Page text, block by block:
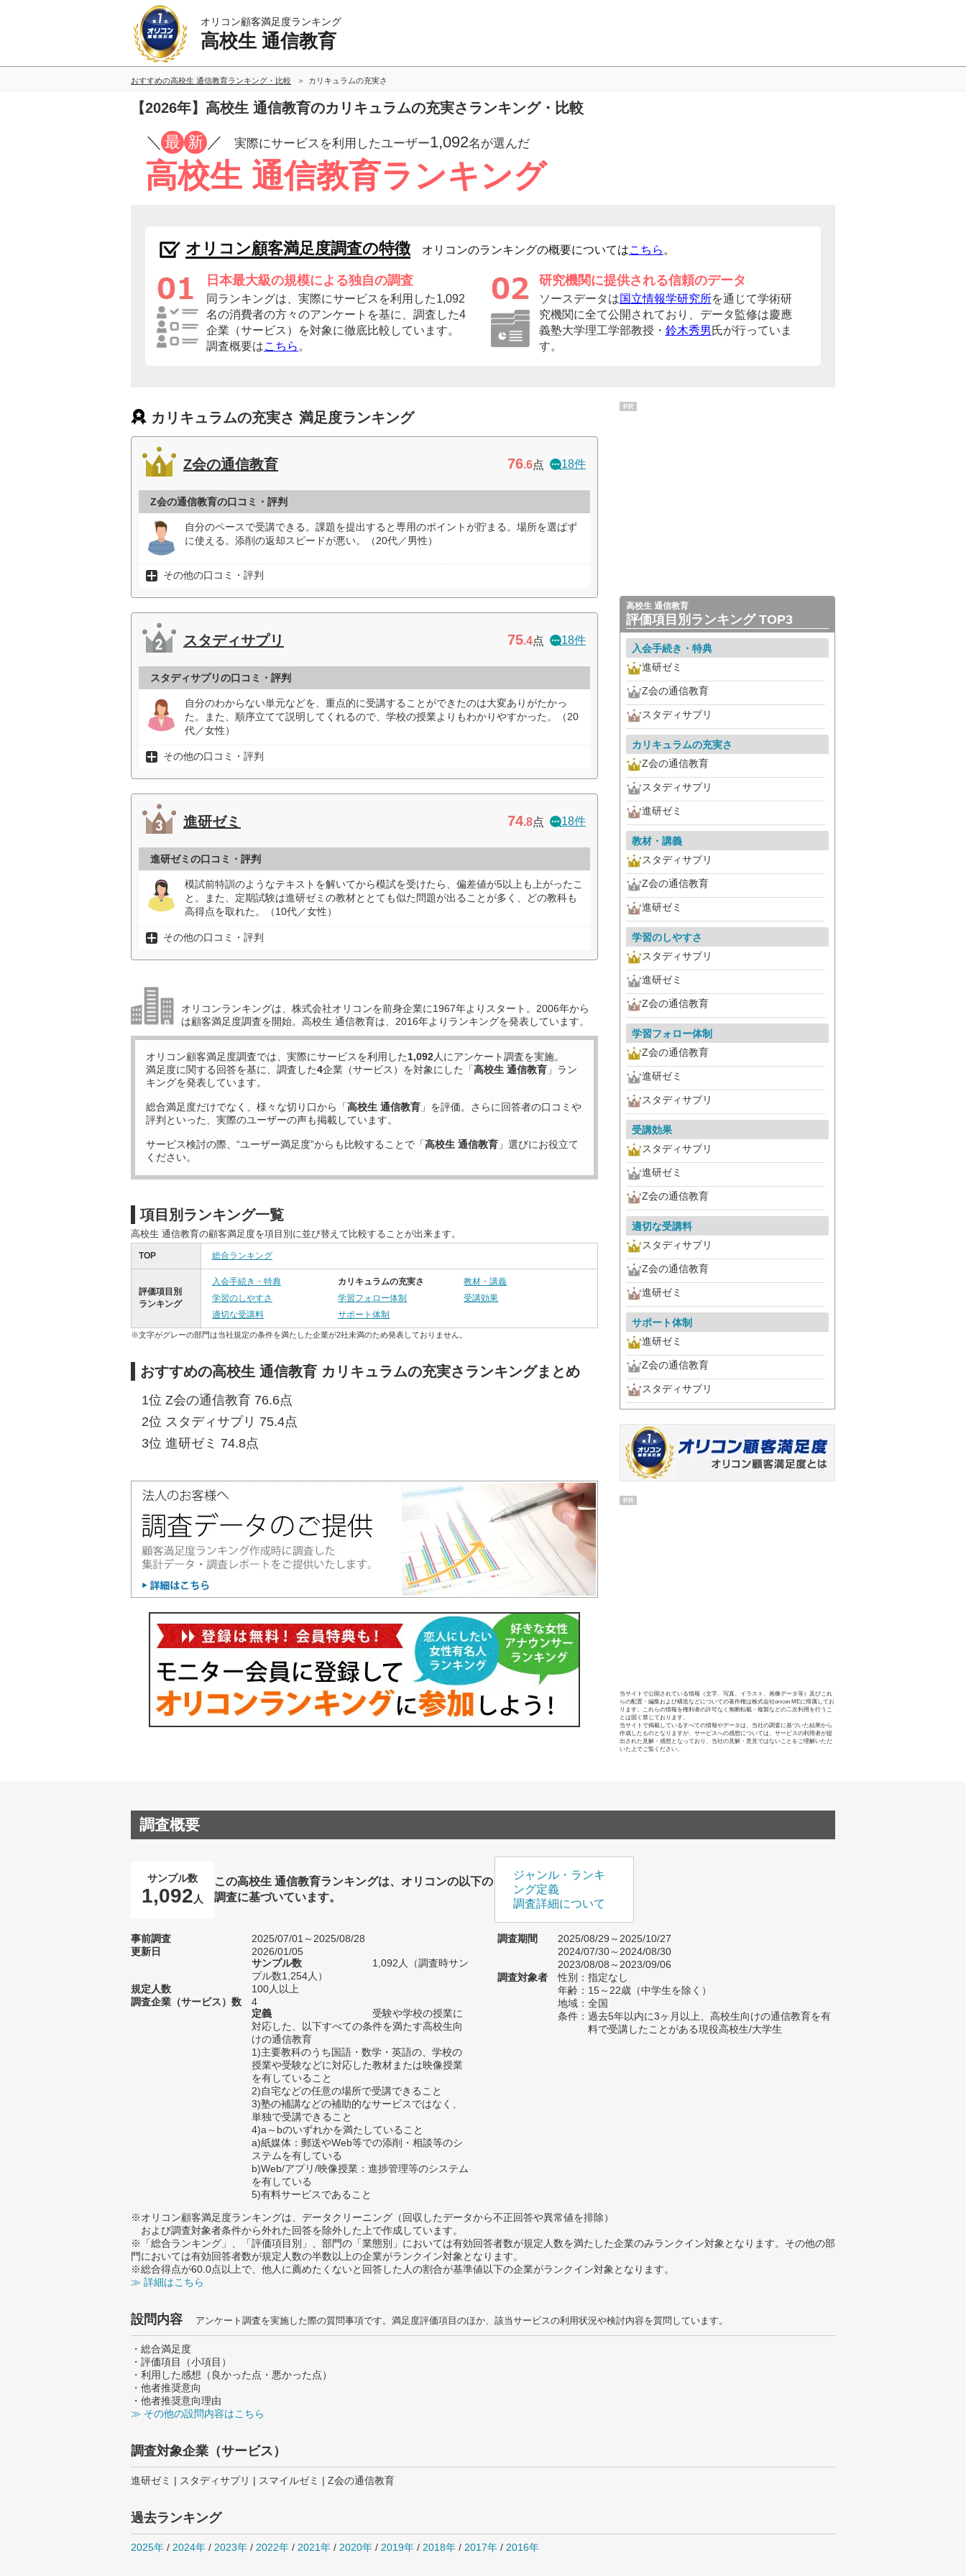
オリコン顧客満足度ランキング
高校生 通信教育
おすすめの高校生 通信教育ランキング・比較 カリキュラムの充実さ
【2026年】高校生 通信教育のカリキュラムの充実さランキング・比較
／ 最 新 ／ 実際にサービスを利用したユーザー1,092名が選んだ
高校生 通信教育ランキング
オリコン顧客満足度調査の特徴 オリコンのランキングの概要についてはこちら 。
日本最大級の規模による独自の調査
同ランキングは、実際にサービスを利用した1,092
名の消費者の方々のアンケートを基に、調査した4
企業（サービス）を対象に徹底比較しています。
調査概要はこちら 。
研究機関に提供される信頼のデータ
ソースデータは国立情報学研究所を通じて学術研
究機関に全て公開されており、データ監修は慶應
義塾大学理工学部教授・ 鈴木秀男 氏が行っていま
す。
カリキュラムの充実さ 満足度ランキング
Z会の通信教育 76.6点 18件
Z会の通信教育の口コミ・評判
自分のペースで受講できる。課題を提出すると専用のポイントが貯まる。場所を選ばず
に使える。添削の返却スピードが悪い。（20代／男性）
その他の口コミ・評判
スタディサプリ 75.4点 18件
スタディサプリの口コミ・評判
自分のわからない単元などを、重点的に受講することができたのは大変ありがたかっ
た。また、順序立てて説明してくれるので、学校の授業よりもわかりやすかった。（20
代／女性）
その他の口コミ・評判
進研ゼミ 74.8点 18件
進研ゼミの口コミ・評判
模試前特訓のようなテキストを解いてから模試を受けたら、偏差値が5以上も上がったこ
と。また、定期試験は進研ゼミの教材ととても似た問題が出ることが多く、どの教科も
高得点を取れた。（10代／女性）
その他の口コミ・評判
オリコンランキングは、株式会社オリコンを前身企業に1967年よりスタート。2006年から
は顧客満足度調査を開始。高校生 通信教育は、2016年よりランキングを発表しています。
オリコン顧客満足度調査では、実際にサービスを利用した1,092人にアンケート調査を実施。
満足度に関する回答を基に、調査した4企業（サービス）を対象にした「高校生 通信教育 」ラン
キングを発表しています。
総合満足度だけでなく、様々な切り口から「高校生 通信教育 」を評価。さらに回答者の口コミや
評判といった、実際のユーザーの声も掲載しています。
サービス検討の際、“ユーザー満足度”からも比較することで「高校生 通信教育 」選びにお役立て
ください。
項目別ランキング一覧
高校生 通信教育の顧客満足度を項目別に並び替えて比較することが出来ます。
TOP 総合ランキング
評価項目別
ランキング
入会手続き・特典 カリキュラムの充実さ
教材・講義
学習のしやすさ
学習フォロー体制
受講効果
適切な受講料
サポート体制
※文字がグレーの部門は当社規定の条件を満たした企業が2社未満のため発表しておりません。
おすすめの高校生 通信教育 カリキュラムの充実さランキングまとめ
1位 Z会の通信教育 76.6点
2位 スタディサプリ 75.4点
3位 進研ゼミ 74.8点
PR
高校生 通信教育
評価項目別ランキング TOP3
入会手続き・特典
進研ゼミ
Z会の通信教育
スタディサプリ
カリキュラムの充実さ
Z会の通信教育
スタディサプリ
進研ゼミ
教材・講義
スタディサプリ
Z会の通信教育
進研ゼミ
学習のしやすさ
スタディサプリ
進研ゼミ
Z会の通信教育
学習フォロー体制
Z会の通信教育
進研ゼミ
スタディサプリ
受講効果
スタディサプリ
進研ゼミ
Z会の通信教育
適切な受講料
スタディサプリ
Z会の通信教育
進研ゼミ
サポート体制
進研ゼミ
Z会の通信教育
スタディサプリ
PR
当サイトで公開されている情報（文字、写真、イラスト、画像データ等）及びこれ
らの配置・編集および構造などについての著作権は株式会社oricon MEに帰属してお
ります。これらの情報を権利者の許可なく無断転載・複製などの二次利用を行うこ
とは固く禁じております。
当サイトで掲載しているすべての情報やデータは、当社の調査に基づいた結果から
作成したものとなりますが、サービスへの感想については、サービスの利用者が提
出された見解・感想となっており、当社の見解・意見ではないことをご理解いただ
いた上でご覧ください。
調査概要
サンプル数
1,092 人
この高校生 通信教育ランキングは、オリコンの以下の
調査に基づいています。
ジャンル・ランキ
ング定義
調査詳細について
事前調査
2025/07/01～2025/08/28
更新日
2026/01/05
サンプル数
1,092人（調査時サン
プル数1,254人）
規定人数
100人以上
調査企業（サービス）数
4
定義
受験や学校の授業に
対応した、以下すべての条件を満たす高校生向
けの通信教育
1)主要教科のうち国語・数学・英語の、学校の
授業や受験などに対応した教材または映像授業
を有していること
2)自宅などの任意の場所で受講できること
3)塾の補講などの補助的なサービスではなく、
単独で受講できること
4)a～bのいずれかを満たしていること
a)紙媒体：郵送やWeb等での添削・相談等のシ
ステムを有している
b)Web/アプリ/映像授業：進捗管理等のシステム
を有している
5)有料サービスであること
調査期間
2025/08/29～2025/10/27
2024/07/30～2024/08/30
2023/08/08～2023/09/06
調査対象者
性別：指定なし
年齢：15～22歳（中学生を除く）
地域：全国
条件：過去5年以内に3ヶ月以上、高校生向けの通信教育を有
料で受講したことがある現役高校生/大学生
※オリコン顧客満足度ランキングは、データクリーニング（回収したデータから不正回答や異常値を排除）
および調査対象者条件から外れた回答を除外した上で作成しています。
※「総合ランキング」、「評価項目別」、部門の「業態別」においては有効回答者数が規定人数を満たした企業のみランクイン対象となります。その他の部
門においては有効回答者数が規定人数の半数以上の企業がランクイン対象となります。
※総合得点が60.0点以上で、他人に薦めたくないと回答した人の割合が基準値以下の企業がランクイン対象となります。
≫ 詳細はこちら
設問内容 アンケート調査を実施した際の質問事項です。満足度評価項目のほか、該当サービスの利用状況や検討内容を質問しています。
・総合満足度
・評価項目（小項目）
・利用した感想（良かった点・悪かった点）
・他者推奨意向
・他者推奨意向理由
≫ その他の設問内容はこちら
調査対象企業（サービス）
進研ゼミ | スタディサプリ | スマイルゼミ | Z会の通信教育
過去ランキング
2025年 / 2024年 / 2023年 / 2022年 / 2021年 / 2020年 / 2019年 / 2018年 / 2017年 / 2016年